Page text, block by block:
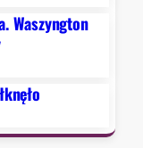
o
Waszyngton